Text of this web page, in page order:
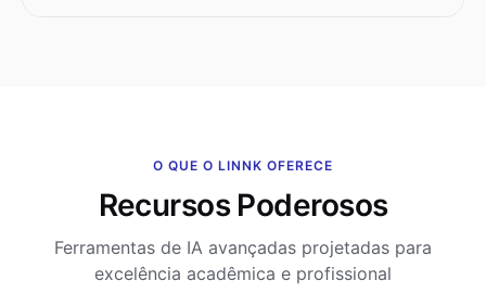
O QUE O LINNK OFERECE
Recursos Poderosos
Ferramentas de IA avançadas projetadas para
excelência acadêmica e profissional